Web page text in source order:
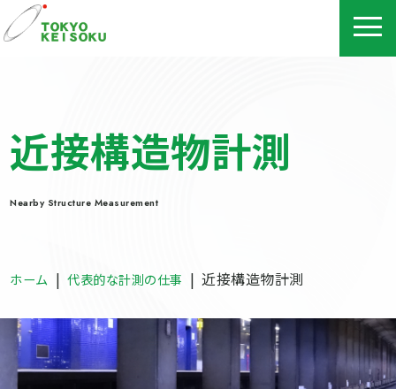
近接構造物計測
Nearby Structure Measurement
ホーム | 代表的な計測の仕事 | 近接構造物計測